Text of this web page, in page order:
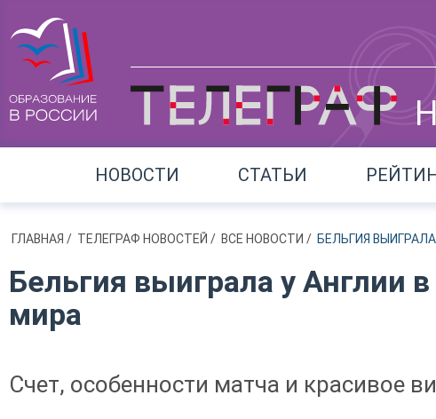
НОВОСТИ СТАТЬИ
ГЛАВНАЯ / ТЕЛЕГРАФ НОВОСТЕЙ / ВСЕ НОВОСТИ / БЕЛЬГИЯ
Бельгия выиграла у Англии
мира
Счет, особенности матча и красивое